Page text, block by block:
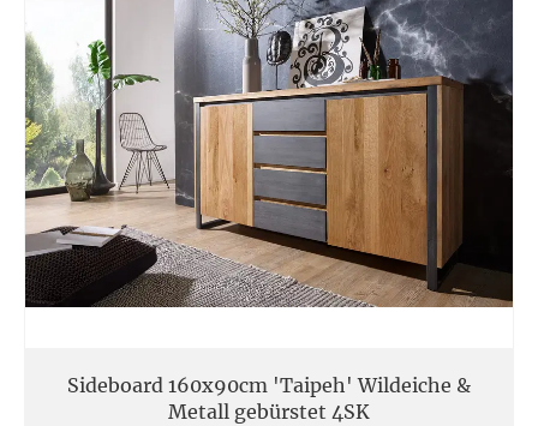
Sideboard 160x90cm 'Taipeh' Wildeiche &
Metall gebürstet 4SK